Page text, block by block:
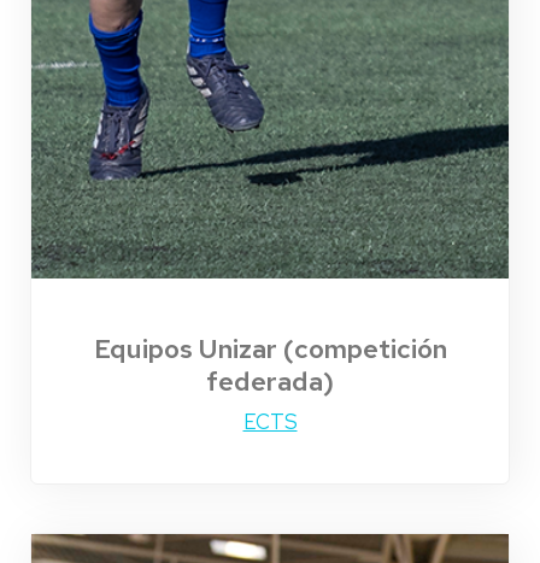
Equipos Unizar (competición
federada)
ECTS